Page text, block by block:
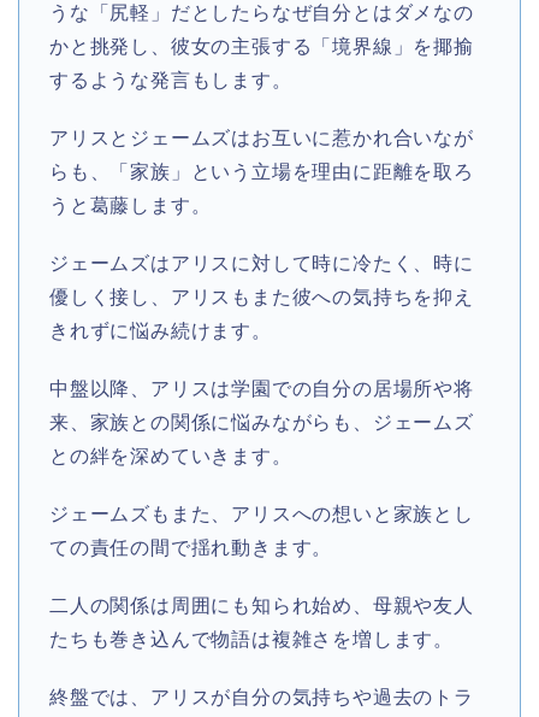
うな「尻軽」だとしたらなぜ自分とはダメなの
かと挑発し、彼女の主張する「境界線」を揶揄
するような発言もします。
アリスとジェームズはお互いに惹かれ合いなが
らも、「家族」という立場を理由に距離を取ろ
うと葛藤します。
ジェームズはアリスに対して時に冷たく、時に
優しく接し、アリスもまた彼への気持ちを抑え
きれずに悩み続けます。
中盤以降、アリスは学園での自分の居場所や将
来、家族との関係に悩みながらも、ジェームズ
との絆を深めていきます。
ジェームズもまた、アリスへの想いと家族とし
ての責任の間で揺れ動きます。
二人の関係は周囲にも知られ始め、母親や友人
たちも巻き込んで物語は複雑さを増します。
終盤では、アリスが自分の気持ちや過去のトラ